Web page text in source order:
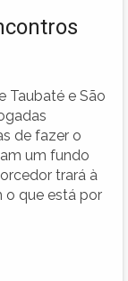
Taubaté e São
de fazer o
um fundo
trará à
o que está por